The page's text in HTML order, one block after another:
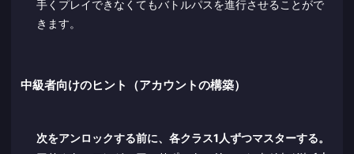
手くプレイできなくてもバトルパスを進行させることがで
きます。
中級者向けのヒント（アカウントの構築）
次をアンロックする前に、各クラス1人ずつマスターする。